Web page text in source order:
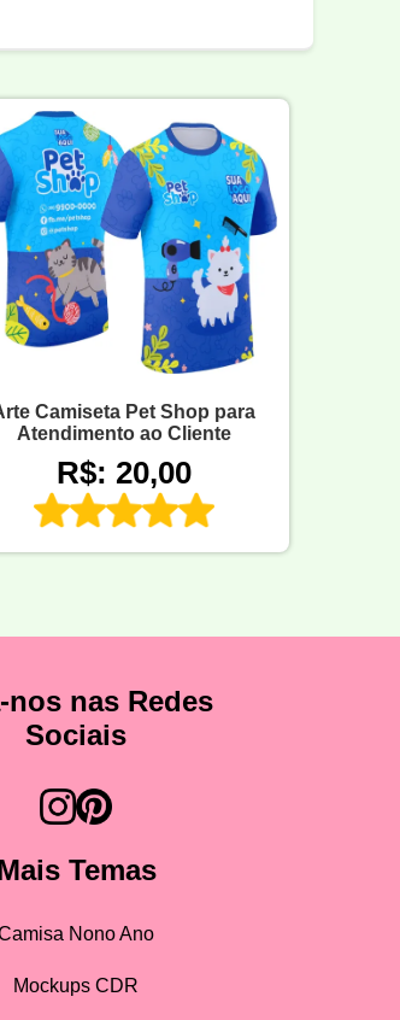
Camiseta Pet Shop para
Atendimento ao Cliente
R$: 20,00
nos nas Redes
Sociais
Temas
Nono Ano
Mockups CDR